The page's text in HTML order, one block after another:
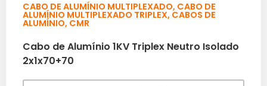
CABO DE ALUMÍNIO MULTIPLEXADO, CABO DE
ALUMÍNIO MULTIPLEXADO TRIPLEX, CABOS DE
ALUMÍNIO, CMR
Cabo de Alumínio 1KV Triplex Neutro Isolado
2x1x70+70